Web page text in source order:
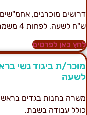
לשעה, לפחות 4 משמרות שבועיות.
כאן לפרטים
עבודה בשבת.